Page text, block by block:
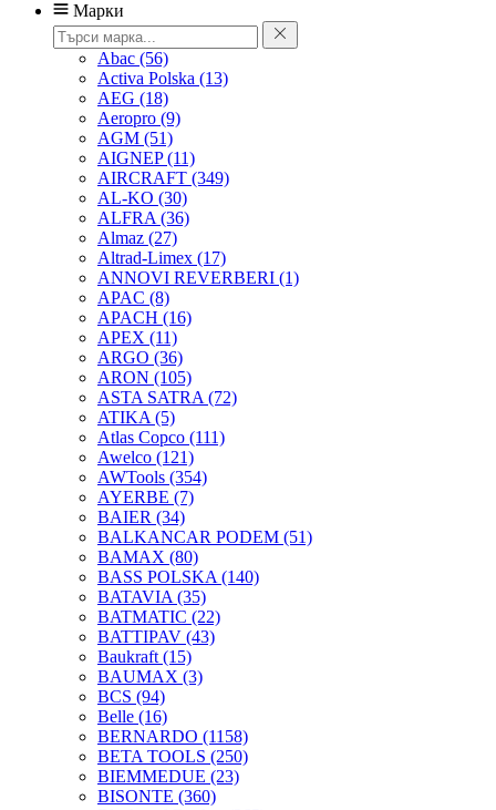
Марки
Abac (56)
Activa Polska (13)
AEG (18)
Aeropro (9)
AGM (51)
AIGNEP(11)
AIRCRAFT (349)
AL-KO (30)
ALFRA (36)
Almaz (27)
Altrad-Limex (17)
ANNOVI REVERBERI (1)
APAC (8)
APACH (16)
APEX (11)
ARGO (36)
ARON (105)
ASTA SATRA (72)
ATIKA (5)
Atlas Copco (111)
Awelco (121)
AWTools (354)
AYERBE (7)
BAIER (34)
BALKANCAR PODEM (51)
BAMAX (80)
BASS POLSKA (140)
BATAVIA (35)
BATMATIC (22)
BATTIPAV (43)
Baukraft (15)
BAUMAX (3)
BCS (94)
Belle (16)
BERNARDO (1158)
BETA TOOLS (250)
BIEMMEDUE (23)
BISONTE (360)